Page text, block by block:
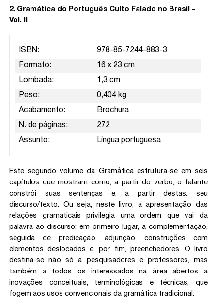
2. Gramática do Português Culto Falado no Brasil -
Vol. II
ISBN: 978-85-7244-883-3
Formato: 16 x 23 cm
Lombada: 1,3 cm
Peso: 0,404 kg
Acabamento: Brochura
N. de páginas: 272
Assunto: Língua portuguesa
Este segundo volume da Gramática estrutura-se em seis
capítulos que mostram como, a partir do verbo, o falante
constrói suas sentenças e, a partir destas, seu
discurso/texto. Ou seja, neste livro, a apresentação das
relações gramaticais privilegia uma ordem que vai da
palavra ao discurso: em primeiro lugar, a complementação,
seguida de predicação, adjunção, construções com
elementos deslocados e, por fim, preenchedores. O livro
destina-se não só a pesquisadores e professores, mas
também a todos os interessados na área abertos a
inovações conceituais, terminológicas e técnicas, que
fogem aos usos convencionais da gramática tradicional.